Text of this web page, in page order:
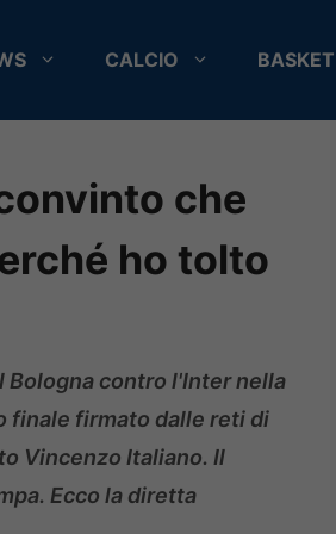
CALCIO BASKET
che
ho tolto
Bologna contro l'Inter nella
finale firmato dalle reti di
Vincenzo Italiano. Il
Ecco la diretta